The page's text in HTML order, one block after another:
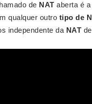
de NAT aberta é a
qualquer outro tipo de
independente da NAT